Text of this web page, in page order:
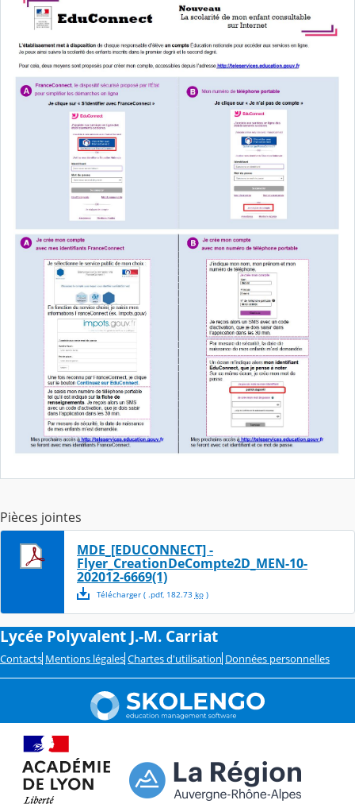
Pièces jointes
MDE_[EDUCONNECT] -
Flyer_CreationDeCompte2D_MEN-10-
202012-6669(1)
Télécharger( .pdf, 182.73 ko)
Lycée Polyvalent J.-M. Carriat
Contacts Mentions légales Chartes d'utilisation Données personnelles